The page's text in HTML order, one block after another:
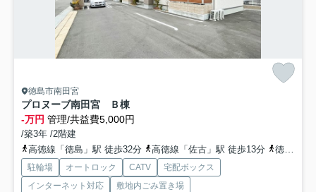
徳島市南田宮
プロヌーブ南田宮 Ｂ棟
-万円 管理/共益費5,000円
/築3年 /2階建
高徳線「徳島」駅 徒歩32分
高徳線「佐古」駅 徒歩13分 徳島線「蔵本」駅 徒歩26分
駐輪場 オートロック CATV
宅配ボックス
インターネット対応
敷地内ごみ置き場